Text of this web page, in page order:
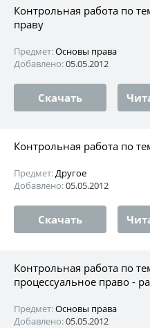
Контрольная работа по
праву
Предмет:Основы права
Добавлено:05.05.2012
Скачать
Контрольная работа по
Предмет:Другое
Добавлено:05.05.2012
Скачать
Контрольная работа по
процессуальное право -
Предмет:Основы права
Добавлено:05.05.2012